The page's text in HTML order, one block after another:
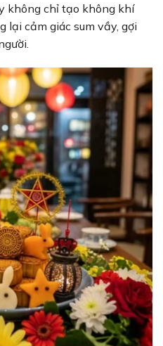
không chỉ tạo không khí
lại cảm giác sum vầy, gợi